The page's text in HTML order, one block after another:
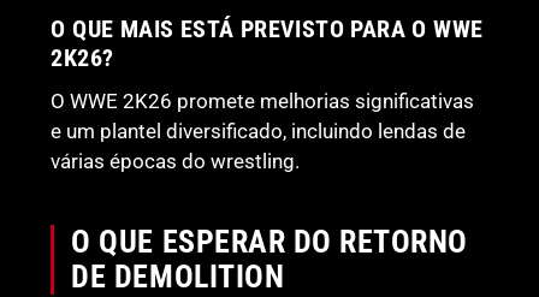
O QUE MAIS ESTÁ PREVISTO PARA O WWE
2K26?
O WWE 2K26 promete melhorias significativas
e um plantel diversificado, incluindo lendas de
várias épocas do wrestling.
O QUE ESPERAR DO RETORNO
DE DEMOLITION